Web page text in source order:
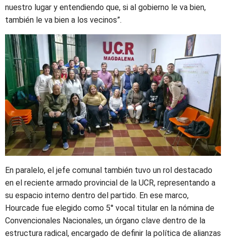
nuestro lugar y entendiendo que, si al gobierno le va bien,
también le va bien a los vecinos”.
En paralelo, el jefe comunal también tuvo un rol destacado
en el reciente armado provincial de la UCR, representando a
su espacio interno dentro del partido. En ese marco,
Hourcade fue elegido como 5° vocal titular en la nómina de
Convencionales Nacionales, un órgano clave dentro de la
estructura radical, encargado de definir la política de alianzas